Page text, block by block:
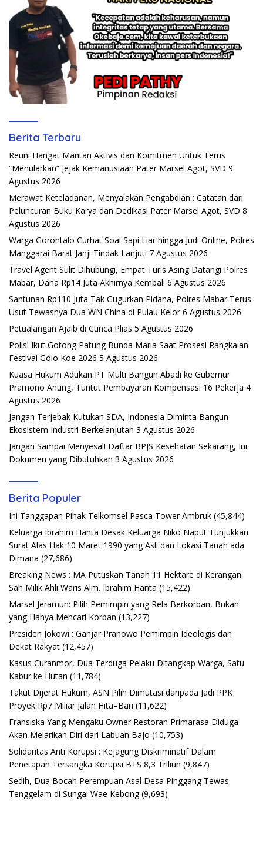
Berita Terbaru
Reuni Hangat Mantan Aktivis dan Komitmen Untuk Terus
“Menularkan” Jejak Kemanusiaan Pater Marsel Agot, SVD 9
Agustus 2026
Merawat Keteladanan, Menyalakan Pengabdian : Catatan dari
Peluncuran Buku Karya dan Dedikasi Pater Marsel Agot, SVD 8
Agustus 2026
Warga Gorontalo Curhat Soal Sapi Liar hingga Judi Online, Polres
Manggarai Barat Janji Tindak Lanjuti 7 Agustus 2026
Travel Agent Sulit Dihubungi, Empat Turis Asing Datangi Polres
Mabar, Dana Rp14 Juta Akhirnya Kembali 6 Agustus 2026
Santunan Rp110 Juta Tak Gugurkan Pidana, Polres Mabar Terus
Usut Tewasnya Dua WN China di Pulau Kelor 6 Agustus 2026
Petualangan Ajaib di Cunca Plias 5 Agustus 2026
Polisi Ikut Gotong Patung Bunda Maria Saat Prosesi Rangkaian
Festival Golo Koe 2026 5 Agustus 2026
Kuasa Hukum Adukan PT Multi Bangun Abadi ke Gubernur
Pramono Anung, Tuntut Pembayaran Kompensasi 16 Pekerja 4
Agustus 2026
Jangan Terjebak Kutukan SDA, Indonesia Diminta Bangun
Ekosistem Industri Berkelanjutan 3 Agustus 2026
Jangan Sampai Menyesal! Daftar BPJS Kesehatan Sekarang, Ini
Dokumen yang Dibutuhkan 3 Agustus 2026
Berita Populer
Ini Tanggapan Pihak Telkomsel Pasca Tower Ambruk (45,844)
Keluarga Ibrahim Hanta Desak Keluarga Niko Naput Tunjukkan
Surat Alas Hak 10 Maret 1990 yang Asli dan Lokasi Tanah ada
Dimana (27,686)
Breaking News : MA Putuskan Tanah 11 Hektare di Kerangan
Sah Milik Ahli Waris Alm. Ibrahim Hanta (15,422)
Marsel Jeramun: Pilih Pemimpin yang Rela Berkorban, Bukan
yang Hanya Mencari Korban (13,227)
Presiden Jokowi : Ganjar Pranowo Pemimpin Ideologis dan
Dekat Rakyat (12,457)
Kasus Curanmor, Dua Terduga Pelaku Ditangkap Warga, Satu
Kabur ke Hutan (11,784)
Takut Dijerat Hukum, ASN Pilih Dimutasi daripada Jadi PPK
Proyek Rp7 Miliar Jalan Hita–Bari (11,622)
Fransiska Yang Mengaku Owner Restoran Primarasa Diduga
Akan Melarikan Diri dari Labuan Bajo (10,753)
Solidaritas Anti Korupsi : Kejagung Diskriminatif Dalam
Penetapan Tersangka Korupsi BTS 8,3 Triliun (9,847)
Sedih, Dua Bocah Perempuan Asal Desa Pinggang Tewas
Tenggelam di Sungai Wae Kebong (9,693)